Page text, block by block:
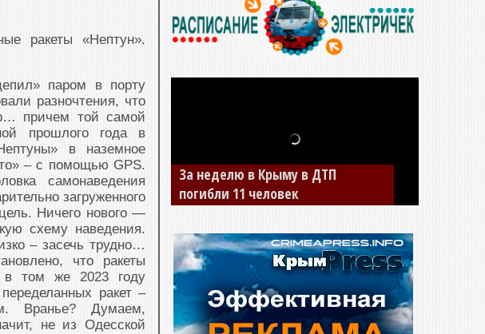
ракеты «Нептун».
паром в порту
разночтения, что
причем той самой
прошлого года в
в наземное
– с помощью GPS.
самонаведения
загруженного
Ничего нового —
схему наведения.
– засечь трудно…
что ракеты
в том же 2023 году
ракет –
Вранье? Думаем,
не из Одесской
В Джанкое водитель ВАЗа сбил
двух детей на «зебре»